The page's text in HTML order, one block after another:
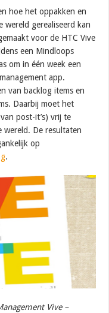
hoe het oppakken en
wereld gerealiseerd kan
voor de HTC Vive
een Mindloops
om in één week een
app.
van backlog items en
Daarbij moet het
post-it’s) vrij te
wereld. De resultaten
op
.
Vive –